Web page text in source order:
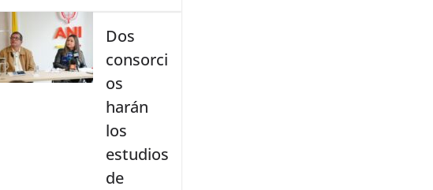
Dos
consorci
os
harán
los
estudios
de